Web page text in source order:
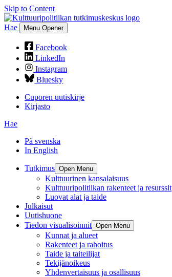
Skip to Content
Hae Menu Opener
Facebook
LinkedIn
Instagram
Bluesky
Cuporen uutiskirje
Kirjasto
Hae
På svenska
In English
Tutkimus Open Menu
Kulttuurinen kansalaisuus
Kulttuuripolitiikan rakenteet ja resurssit
Luovat alat ja taide
Julkaisut
Uutishuone
Tiedon visualisoinnit Open Menu
Kunnat ja alueet
Rakenteet ja rahoitus
Taide ja taiteilijat
Tekijänoikeus
Yhdenvertaisuus ja osallisuus